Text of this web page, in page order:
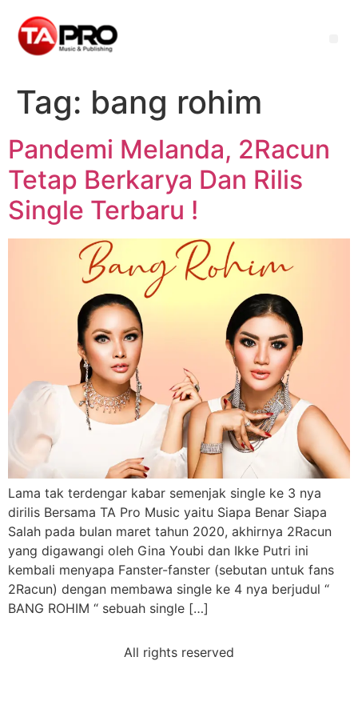
Tag: bang rohim
Pandemi Melanda, 2Racun
Tetap Berkarya Dan Rilis
Single Terbaru !
Lama tak terdengar kabar semenjak single ke 3 nya
dirilis Bersama TA Pro Music yaitu Siapa Benar Siapa
Salah pada bulan maret tahun 2020, akhirnya 2Racun
yang digawangi oleh Gina Youbi dan Ikke Putri ini
kembali menyapa Fanster-fanster (sebutan untuk fans
2Racun) dengan membawa single ke 4 nya berjudul “
BANG ROHIM “ sebuah single […]
All rights reserved